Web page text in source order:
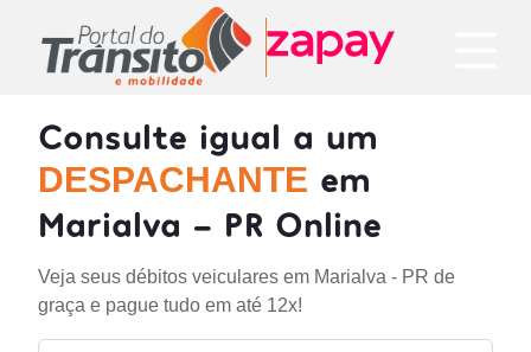
Consulte igual a um
DESPACHANTE em
Marialva - PR Online
Veja seus débitos veiculares em Marialva - PR de
graça e pague tudo em até 12x!